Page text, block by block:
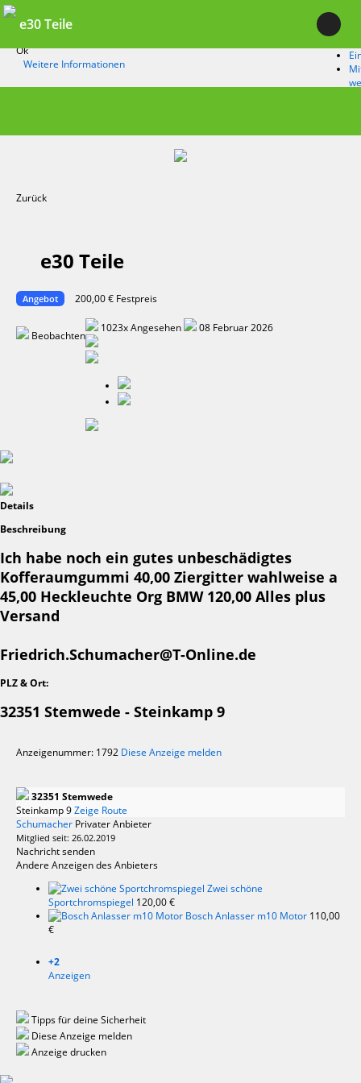
Durch die Nutzung unserer Dienste erklärst du dich damit einverstanden,
Ok
Weitere Informationen
e30 Teile
Zurück
e30 Teile
Angebot 200,00 € Festpreis
1023x Angesehen 08 Februar 2026
Beobachten
Details
Beschreibung
Ich habe noch ein gutes unbeschädigtes
Kofferaumgummi 40,00 Ziergitter wahlweise a
45,00 Heckleuchte Org BMW 120,00 Alles plus
Versand
Friedrich.Schumacher@T-Online.de
PLZ & Ort:
32351 Stemwede - Steinkamp 9
Anzeigenummer: 1792 Diese Anzeige melden
32351 Stemwede
Steinkamp 9Zeige Route
Schumacher Privater Anbieter
Mitglied seit: 26.02.2019
Nachricht senden
Andere Anzeigen des Anbieters
Zwei schöne
Sportchromspiegel 120,00 €
Bosch Anlasser m10 Motor 110,00
€
+2
Anzeigen
Tipps für deine Sicherheit
Diese Anzeige melden
Anzeige drucken